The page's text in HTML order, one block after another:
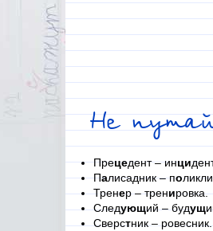
Не
Прецедент – инци
Палисадник – по
Тренер – тренировка.
Следующий – будущ
Сверстник – ровесник.